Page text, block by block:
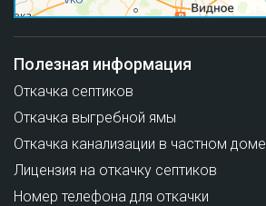
Полезная информация
Откачка септиков
Откачка выгребной ямы
Откачка канализации в частном доме
Лицензия на откачку септиков
Номер телефона для откачки